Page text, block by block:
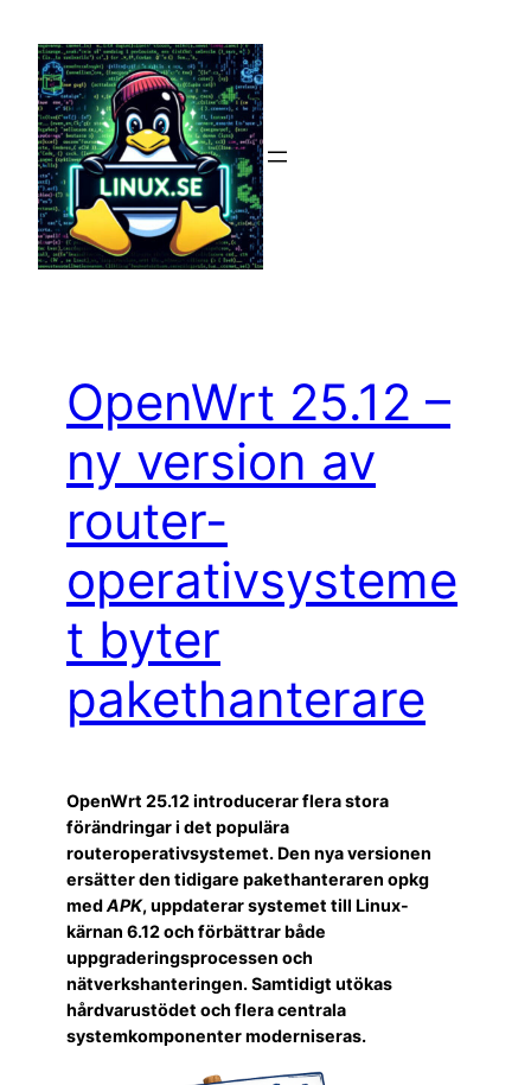
innehåll
OpenWrt 25.12 –
ny version av
router-
operativsysteme
t byter
pakethanterare
OpenWrt 25.12 introducerar flera stora
förändringar i det populära
routeroperativsystemet. Den nya versionen
ersätter den tidigare pakethanteraren opkg
medAPK, uppdaterar systemet till Linux-
kärnan 6.12 och förbättrar både
uppgraderingsprocessen och
nätverkshanteringen. Samtidigt utökas
hårdvarustödet och flera centrala
systemkomponenter moderniseras.